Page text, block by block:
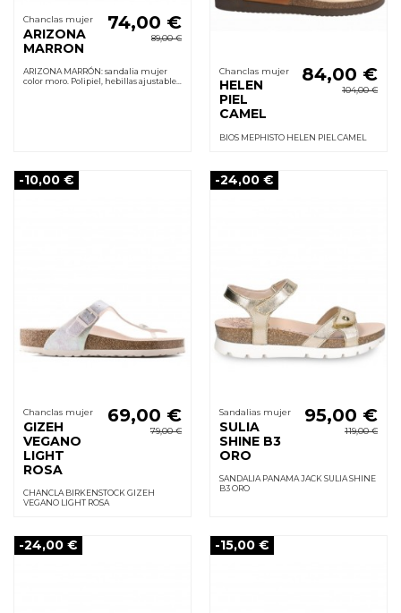
Chanclas mujer
ARIZONA
MARRON
74,00 €
89,00 €
ARIZONA MARRÓN: sandalia mujer
color moro. Polipiel, hebillas ajustables,
Chanclas mujer
HELEN
PIEL
CAMEL
84,00 €
104,00 €
BIOS MEPHISTO HELEN PIEL CAMEL
-10,00 €
Chanclas mujer
GIZEH
VEGANO
LIGHT
ROSA
69,00 €
79,00 €
CHANCLA BIRKENSTOCK GIZEH
VEGANO LIGHT ROSA
-24,00 €
Sandalias mujer
SULIA
SHINE B3
ORO
95,00 €
119,00 €
SANDALIA PANAMA JACK SULIA SHINE
B3 ORO
-24,00 € -15,00 €